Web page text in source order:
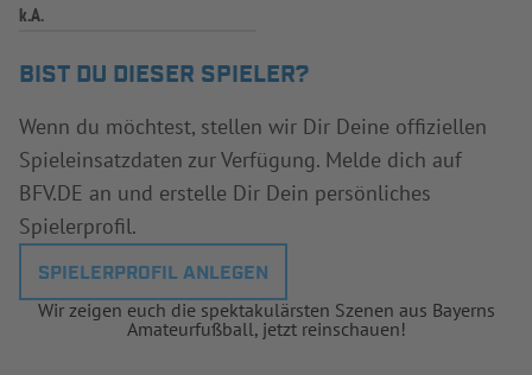
k.A.
BIST DU DIESER SPIELER?
Wenn du möchtest, stellen wir Dir Deine offiziellen
Spieleinsatzdaten zur Verfügung. Melde dich auf
BFV.DE an und erstelle Dir Dein persönliches
Spielerprofil.
SPIELERPROFIL ANLEGEN
Wir zeigen euch die spektakulärsten Szenen aus Bayerns
Amateurfußball, jetzt reinschauen!